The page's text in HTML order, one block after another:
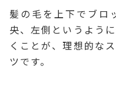
髪の毛を上下でブロ
央、左側というよう
くことが、理想的な
ツです。